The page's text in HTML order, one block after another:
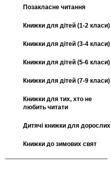
Позакласне читання
Книжки для дітей (1-2 класи)
Книжки для дітей (3-4 класи)
Книжки для дітей (5-6 класи)
Книжки для дітей (7-9 класи)
Книжки для тих, хто не
любить читати
Дитячі книжки для дорослих
Книжки до зимових свят